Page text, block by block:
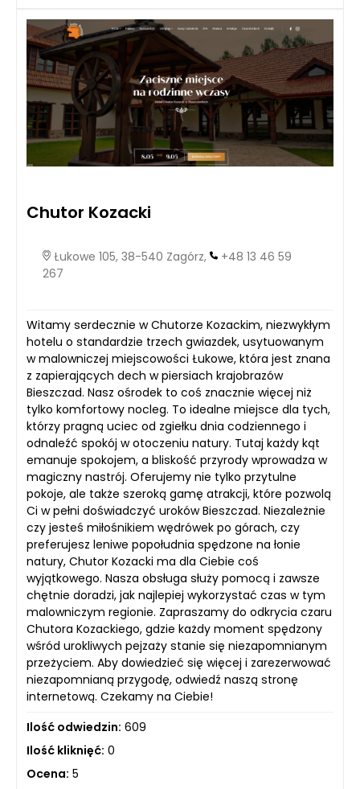
Chutor Kozacki
Łukowe 105, 38-540 Zagórz,
+48 13 46 59
267
Witamy serdecznie w Chutorze Kozackim, niezwykłym
hotelu o standardzie trzech gwiazdek, usytuowanym
w malowniczej miejscowości Łukowe, która jest znana
z zapierających dech w piersiach krajobrazów
Bieszczad. Nasz ośrodek to coś znacznie więcej niż
tylko komfortowy nocleg. To idealne miejsce dla tych,
którzy pragną uciec od zgiełku dnia codziennego i
odnaleźć spokój w otoczeniu natury. Tutaj każdy kąt
emanuje spokojem, a bliskość przyrody wprowadza w
magiczny nastrój. Oferujemy nie tylko przytulne
pokoje, ale także szeroką gamę atrakcji, które pozwolą
Ci w pełni doświadczyć uroków Bieszczad. Niezależnie
czy jesteś miłośnikiem wędrówek po górach, czy
preferujesz leniwe popołudnia spędzone na łonie
natury, Chutor Kozacki ma dla Ciebie coś
wyjątkowego. Nasza obsługa służy pomocą i zawsze
chętnie doradzi, jak najlepiej wykorzystać czas w tym
malowniczym regionie. Zapraszamy do odkrycia czaru
Chutora Kozackiego, gdzie każdy moment spędzony
wśród urokliwych pejzaży stanie się niezapomnianym
przeżyciem. Aby dowiedzieć się więcej i zarezerwować
niezapomnianą przygodę, odwiedź naszą stronę
internetową. Czekamy na Ciebie!
Ilość odwiedzin: 609
Ilość kliknięć: 0
Ocena: 5